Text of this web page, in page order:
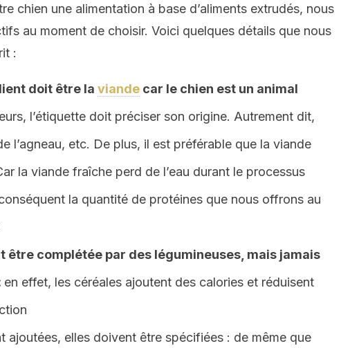
chien une alimentation à base d’aliments extrudés, nous
au moment de choisir. Voici quelques détails que nous
:
doit être la viande car le chien est un animal
l’étiquette doit préciser son origine. Autrement dit,
l’agneau, etc. De plus, il est préférable que la viande
la viande fraîche perd de l’eau durant le processus
la quantité de protéines que nous offrons au
être complétée par des légumineuses, mais jamais
en effet, les céréales ajoutent des calories et réduisent
ajoutées, elles doivent être spécifiées : de même que